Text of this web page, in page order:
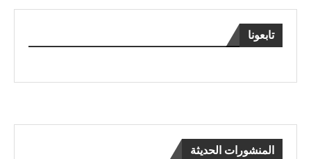
تابعونا
المنشورات الحديثة